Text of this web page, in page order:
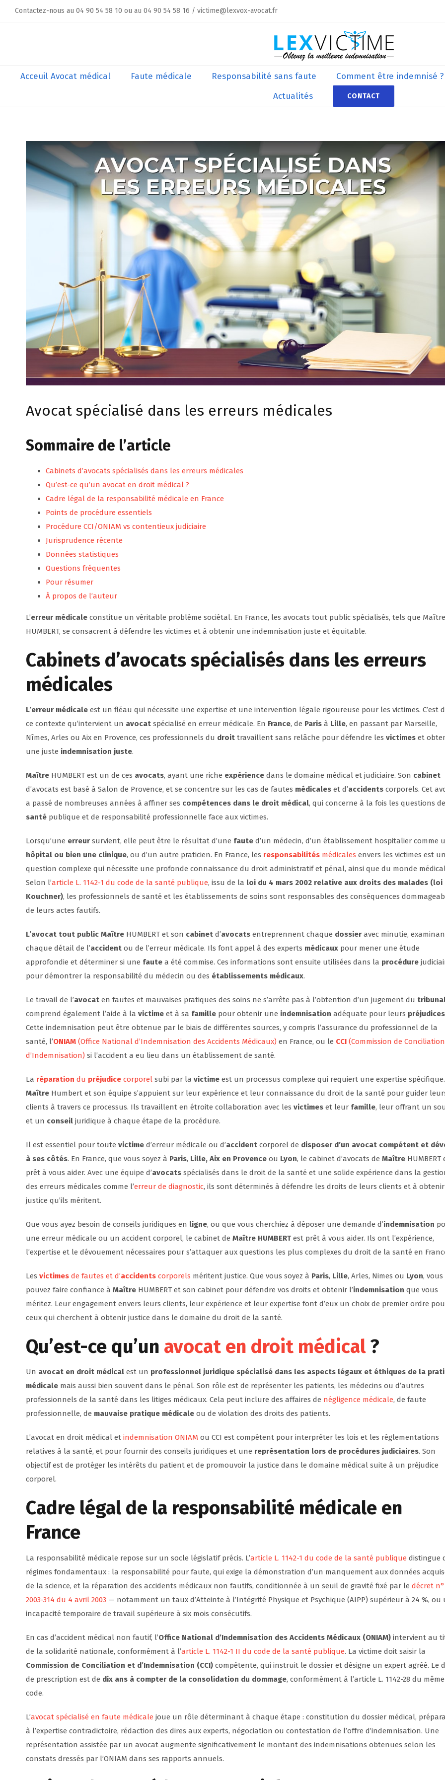
to
Contactez-nous au 04 90 54 58 10 ou au 04 90 54 58 16 / victime@lexvox-avocat.fr
Acceuil Avocat médical Faute médicale Responsabilité sans faute
Comment être indemnisé ?
Actualités
CONTACT
l'image
agrandie
Avocat spécialisé dans les erreurs médicales
Sommaire de l’article
Cabinets d’avocats spécialisés dans les erreurs médicales
Qu’est-ce qu’un avocat en droit médical ?
Cadre légal de la responsabilité médicale en France
Points de procédure essentiels
Procédure CCI/ONIAM vs contentieux judiciaire
Jurisprudence récente
Données statistiques
Questions fréquentes
Pour résumer
À propos de l’auteur
L’erreur médicale constitue un véritable problème sociétal. En France, les avocats tout public spécialisés, tels que Maître
HUMBERT, se consacrent à défendre les victimes et à obtenir une indemnisation juste et équitable.
Cabinets d’avocats spécialisés dans les erreurs
médicales
L’erreur médicale est un fléau qui nécessite une expertise et une intervention légale rigoureuse pour les victimes. C’est
ce contexte qu’intervient un avocat spécialisé en erreur médicale. En France, de Paris à Lille, en passant par Marseille,
Nîmes, Arles ou Aix en Provence, ces professionnels du droit travaillent sans relâche pour défendre les victimes et
une juste indemnisation juste.
Maître HUMBERT est un de ces avocats, ayant une riche expérience dans le domaine médical et judiciaire. Son cabinet
d’avocats est basé à Salon de Provence, et se concentre sur les cas de fautes médicales et d’accidents corporels. Cet
a passé de nombreuses années à affiner ses compétences dans le droit médical, qui concerne à la fois les questions de
santé publique et de responsabilité professionnelle face aux victimes.
Lorsqu’une erreur survient, elle peut être le résultat d’une faute d’un médecin, d’un établissement hospitalier comme
hôpital ou bien une clinique, ou d’un autre praticien. En France, les responsabilités médicales envers les victimes est
question complexe qui nécessite une profonde connaissance du droit administratif et pénal, ainsi que du monde
Selon l’article L. 1142-1 du code de la santé publique, issu de la loi du 4 mars 2002 relative aux droits des malades (loi
Kouchner), les professionnels de santé et les établissements de soins sont responsables des conséquences
de leurs actes fautifs.
L’avocat tout public Maître HUMBERT et son cabinet d’avocats entreprennent chaque dossier avec minutie,
chaque détail de l’accident ou de l’erreur médicale. Ils font appel à des experts médicaux pour mener une étude
approfondie et déterminer si une faute a été commise. Ces informations sont ensuite utilisées dans la procédure
pour démontrer la responsabilité du médecin ou des établissements médicaux.
Le travail de l’avocat en fautes et mauvaises pratiques des soins ne s’arrête pas à l’obtention d’un jugement du
comprend également l’aide à la victime et à sa famille pour obtenir une indemnisation adéquate pour leurs préjudices
Cette indemnisation peut être obtenue par le biais de différentes sources, y compris l’assurance du professionnel de la
santé, l’ONIAM (Office National d’Indemnisation des Accidents Médicaux) en France, ou le CCI (Commission de
d’Indemnisation) si l’accident a eu lieu dans un établissement de santé.
La réparation du préjudice corporel subi par la victime est un processus complexe qui requiert une expertise spécifique.
Maître Humbert et son équipe s’appuient sur leur expérience et leur connaissance du droit de la santé pour guider
clients à travers ce processus. Ils travaillent en étroite collaboration avec les victimes et leur famille, leur offrant un
et un conseil juridique à chaque étape de la procédure.
Il est essentiel pour toute victime d’erreur médicale ou d’accident corporel de disposer d’un avocat compétent et
à ses côtés. En France, que vous soyez à Paris, Lille, Aix en Provence ou Lyon, le cabinet d’avocats de Maître HUMBERT
prêt à vous aider. Avec une équipe d’avocats spécialisés dans le droit de la santé et une solide expérience dans la
des erreurs médicales comme l’erreur de diagnostic, ils sont déterminés à défendre les droits de leurs clients et à
justice qu’ils méritent.
Que vous ayez besoin de conseils juridiques en ligne, ou que vous cherchiez à déposer une demande d’indemnisation
une erreur médicale ou un accident corporel, le cabinet de Maître HUMBERTest prêt à vous aider. Ils ont l’expérience,
l’expertise et le dévouement nécessaires pour s’attaquer aux questions les plus complexes du droit de la santé en
Les victimes de fautes et d’accidents corporels méritent justice. Que vous soyez à Paris, Lille, Arles, Nimes ou Lyon, vous
pouvez faire confiance à Maître HUMBERT et son cabinet pour défendre vos droits et obtenir l’indemnisation que vous
méritez. Leur engagement envers leurs clients, leur expérience et leur expertise font d’eux un choix de premier ordre
ceux qui cherchent à obtenir justice dans le domaine du droit de la santé.
Qu’est-ce qu’un avocat en droit médical?
Un avocat en droit médical est un professionnel juridique spécialisé dans les aspects légaux et éthiques de la
médicale mais aussi bien souvent dans le pénal. Son rôle est de représenter les patients, les médecins ou d’autres
professionnels de la santé dans les litiges médicaux. Cela peut inclure des affaires de négligence médicale, de faute
professionnelle, de mauvaise pratique médicale ou de violation des droits des patients.
L’avocat en droit médical et indemnisation ONIAM ou CCI est compétent pour interpréter les lois et les réglementations
relatives à la santé, et pour fournir des conseils juridiques et une représentation lors de procédures judiciaires. Son
objectif est de protéger les intérêts du patient et de promouvoir la justice dans le domaine médical suite à un préjudice
corporel.
Cadre légal de la responsabilité médicale en
France
La responsabilité médicale repose sur un socle législatif précis. L’article L. 1142-1 du code de la santé publique distingue
régimes fondamentaux : la responsabilité pour faute, qui exige la démonstration d’un manquement aux données
de la science, et la réparation des accidents médicaux non fautifs, conditionnée à un seuil de gravité fixé par le décret n°
2003-314 du 4 avril 2003 — notamment un taux d’Atteinte à l’Intégrité Physique et Psychique (AIPP) supérieur à 24 %, ou
incapacité temporaire de travail supérieure à six mois consécutifs.
En cas d’accident médical non fautif, l’Office National d’Indemnisation des Accidents Médicaux (ONIAM) intervient au
de la solidarité nationale, conformément à l’article L. 1142-1 II du code de la santé publique. La victime doit saisir la
Commission de Conciliation et d’Indemnisation (CCI) compétente, qui instruit le dossier et désigne un expert agréé. Le
de prescription est de dix ans à compter de la consolidation du dommage, conformément à l’article L. 1142-28 du même
code.
L’avocat spécialisé en faute médicale joue un rôle déterminant à chaque étape : constitution du dossier médical,
à l’expertise contradictoire, rédaction des dires aux experts, négociation ou contestation de l’offre d’indemnisation. Une
représentation assistée par un avocat augmente significativement le montant des indemnisations obtenues selon les
constats dressés par l’ONIAM dans ses rapports annuels.